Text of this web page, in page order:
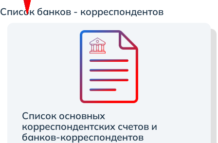
Список банков - корреспондентов
Список основных
корреспондентских счетов и
банков-корреспондентов